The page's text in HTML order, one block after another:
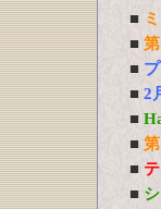
■
■
■
■ 2
■
■
■
■